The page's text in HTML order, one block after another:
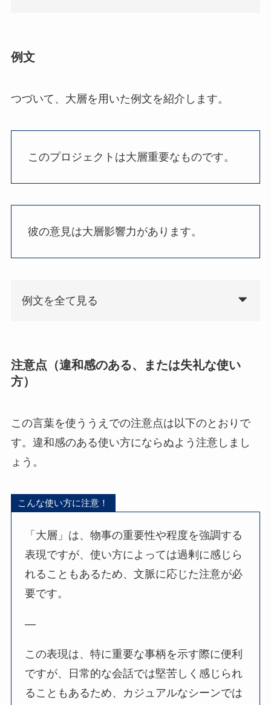
例文
つづいて、大層を用いた例文を紹介します。
このプロジェクトは大層重要なものです。
彼の意見は大層影響力があります。
例文を全て見る
注意点（違和感のある、または失礼な使い
方）
この言葉を使ううえでの注意点は以下のとおりで
す。違和感のある使い方にならぬよう注意しまし
ょう。
こんな使い方に注意！
「大層」は、物事の重要性や程度を強調する
表現ですが、使い方によっては過剰に感じら
れることもあるため、文脈に応じた注意が必
要です。
—
この表現は、特に重要な事柄を示す際に便利
ですが、日常的な会話では堅苦しく感じられ
ることもあるため、カジュアルなシーンでは